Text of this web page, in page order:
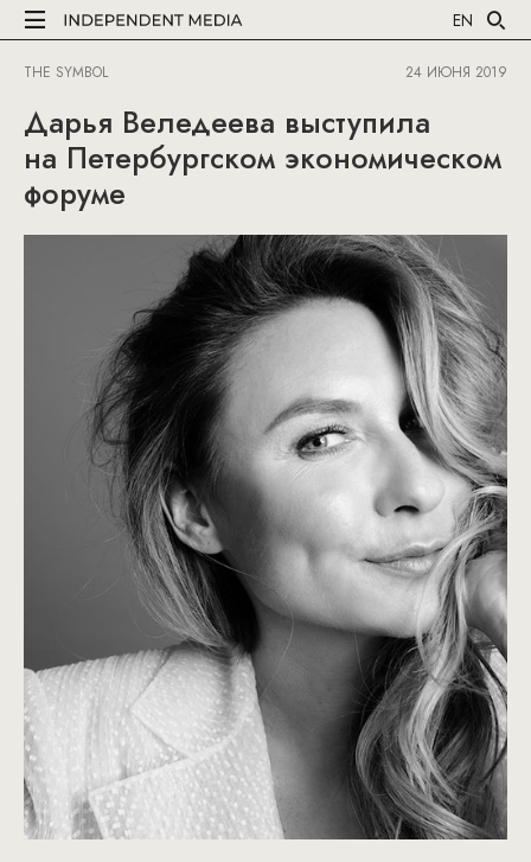
EN
THE SYMBOL 24 ИЮНЯ 2019
Дарья Веледеева выступила
на Петербургском экономическом
форуме